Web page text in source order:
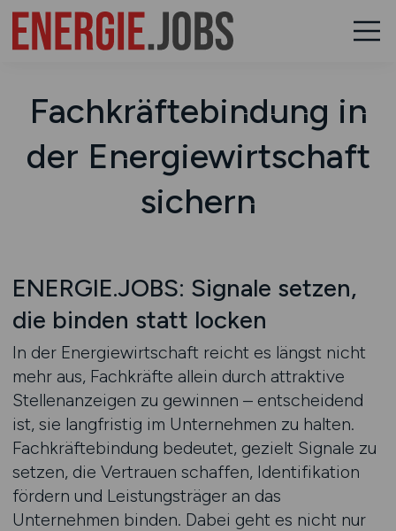
Fachkräftebindung in
der Energiewirtschaft
sichern
ENERGIE.JOBS: Signale setzen,
die binden statt locken
In der Energiewirtschaft reicht es längst nicht
mehr aus, Fachkräfte allein durch attraktive
Stellenanzeigen zu gewinnen – entscheidend
ist, sie langfristig im Unternehmen zu halten.
Fachkräftebindung bedeutet, gezielt Signale zu
setzen, die Vertrauen schaffen, Identifikation
fördern und Leistungsträger an das
Unternehmen binden. Dabei geht es nicht nur